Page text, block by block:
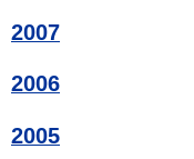
2007
2006
2005